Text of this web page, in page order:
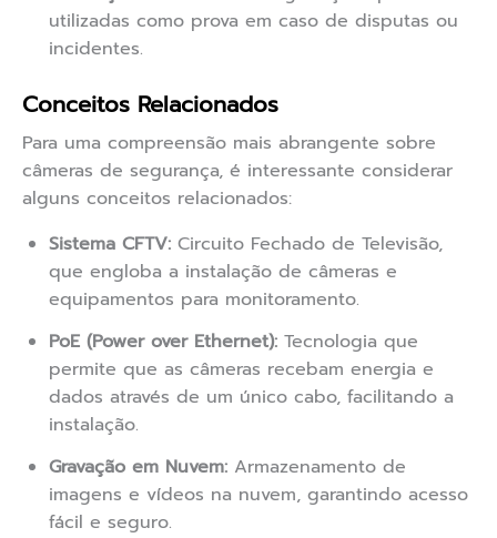
utilizadas como prova em caso de disputas ou
incidentes.
Conceitos Relacionados
Para uma compreensão mais abrangente sobre
câmeras de segurança, é interessante considerar
alguns conceitos relacionados:
Sistema CFTV: Circuito Fechado de Televisão,
que engloba a instalação de câmeras e
equipamentos para monitoramento.
PoE (Power over Ethernet): Tecnologia que
permite que as câmeras recebam energia e
dados através de um único cabo, facilitando a
instalação.
Gravação em Nuvem: Armazenamento de
imagens e vídeos na nuvem, garantindo acesso
fácil e seguro.